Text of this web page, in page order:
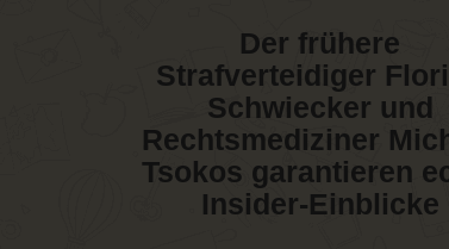
Der frühere
Strafverteidiger
Schwiecker und
Rechtsmediziner
Tsokos garantieren
Insider-Einblicke